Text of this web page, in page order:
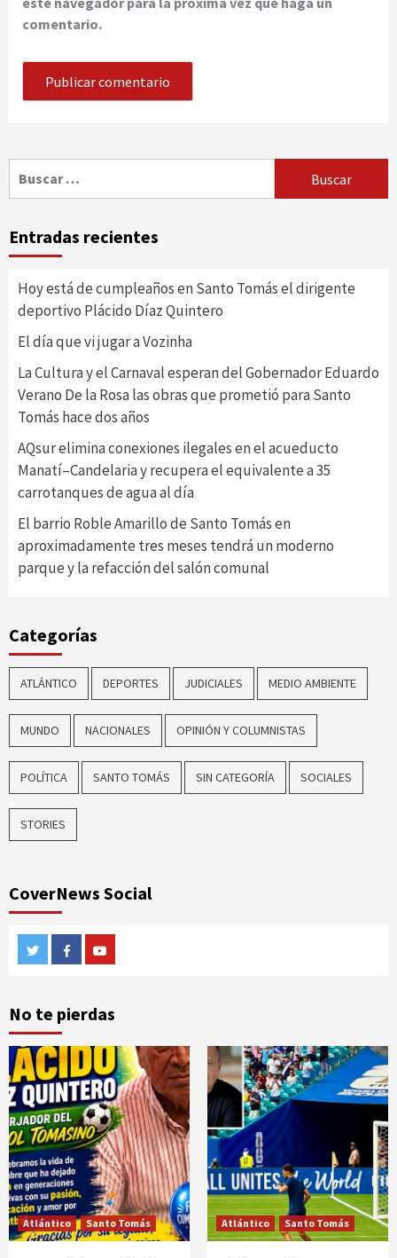
comentario.
Entradas recientes
Hoy está de cumpleaños en Santo Tomás el dirigente
deportivo Plácido Díaz Quintero
El día que vi jugar a Vozinha
La Cultura y el Carnaval esperan del Gobernador Eduardo
Verano De la Rosa las obras que prometió para Santo
Tomás hace dos años
AQsur elimina conexiones ilegales en el acueducto
Manatí–Candelaria y recupera el equivalente a 35
carrotanques de agua al día
El barrio Roble Amarillo de Santo Tomás en
aproximadamente tres meses tendrá un moderno
parque y la refacción del salón comunal
Categorías
ATLÁNTICO DEPORTES JUDICIALES MEDIO AMBIENTE
MUNDO NACIONALES OPINIÓN Y COLUMNISTAS
POLÍTICA SANTO TOMÁS SIN CATEGORÍA SOCIALES
STORIES
CoverNews Social
TwitterFacebook
No te pierdas
Atlántico Santo Tomás Atlántico Santo Tomás